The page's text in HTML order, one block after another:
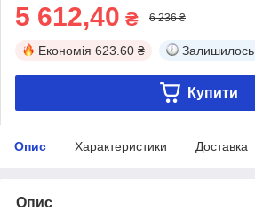
5 612,40 ₴ 6 236 ₴
Економія 623.60 ₴ Залишилось
Купити
Опис Характеристики Доставка
Опис